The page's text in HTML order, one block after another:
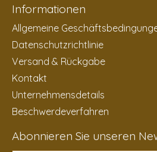
Informationen
Allgemeine
Datenschutzrichtlinie
Versand & Rückgabe
Kontakt
Unternehmensdetails
Beschwerdeverfahren
Abonnieren Sie unseren